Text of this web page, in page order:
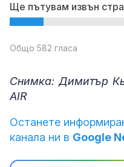
Ще пътувам извън
Общо 582 гласа
Снимка: Димитър
AIR
Останете
канала ни в Google